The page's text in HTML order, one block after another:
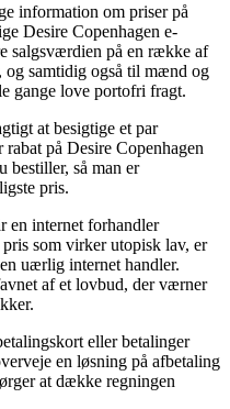
information om priser på
Desire Copenhagen e-
salgsværdien på en række af
og samtidig også til mænd og
gange love portofri fragt.
at besigtige et par
på Desire Copenhagen
så man er
pris.
en internet forhandler
som virker utopisk lav, er
uærlig internet handler.
af et lovbud, der værner
eller betalinger
en løsning på afbetaling
at dække regningen